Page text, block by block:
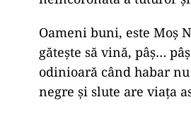
Oameni buni, este Moș
gătește să vină, pâș…
odinioară când habar
negre și slute are viața